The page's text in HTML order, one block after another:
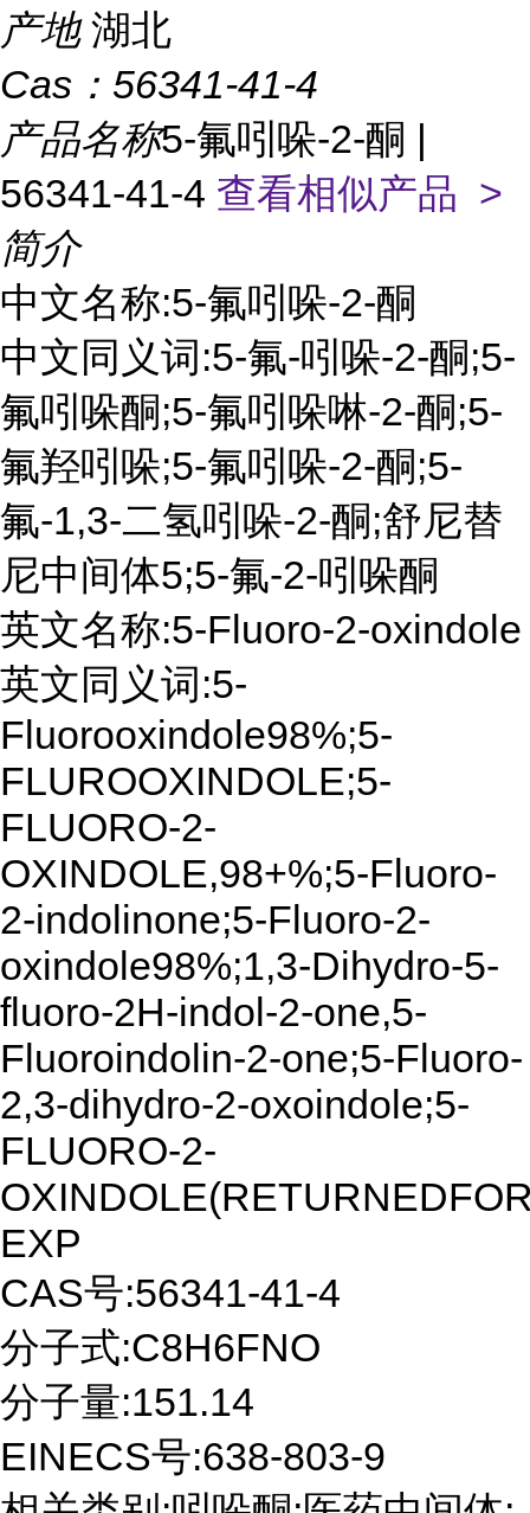
产地 湖北
Cas： 56341-41-4
产品名称5-氟吲哚-2-酮 |
56341-41-4 查看相似产品 >
简介
中文名称:5-氟吲哚-2-酮
中文同义词:5-氟-吲哚-2-酮;5-
氟吲哚酮;5-氟吲哚啉-2-酮;5-
氟羟吲哚;5-氟吲哚-2-酮;5-
氟-1,3-二氢吲哚-2-酮;舒尼替
尼中间体5;5-氟-2-吲哚酮
英文名称:5-Fluoro-2-oxindole
英文同义词:5-
Fluorooxindole98%;5-
FLUROOXINDOLE;5-
FLUORO-2-
OXINDOLE,98+%;5-Fluoro-
2-indolinone;5-Fluoro-2-
oxindole98%;1,3-Dihydro-5-
fluoro-2H-indol-2-one,5-
Fluoroindolin-2-one;5-Fluoro-
2,3-dihydro-2-oxoindole;5-
FLUORO-2-
EXP
CAS号:56341-41-4
分子式:C8H6FNO
分子量:151.14
EINECS号:638-803-9